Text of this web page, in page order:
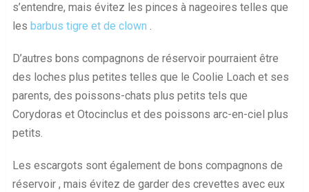
s’entendre, mais évitez les pinces à nageoires telles que
les barbus tigre et de clown .
D’autres bons compagnons de réservoir pourraient être
des loches plus petites telles que le Coolie Loach et ses
parents, des poissons-chats plus petits tels que
Corydoras et Otocinclus et des poissons arc-en-ciel plus
petits.
Les escargots sont également de bons compagnons de
réservoir , mais évitez de garder des crevettes avec eux